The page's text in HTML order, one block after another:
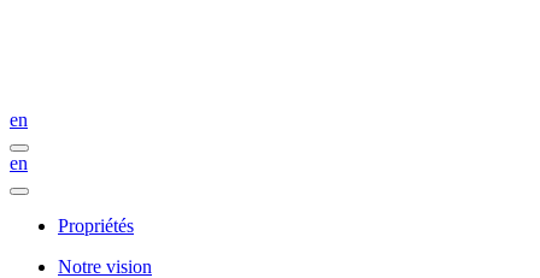
en
en
Propriétés
Notre vision